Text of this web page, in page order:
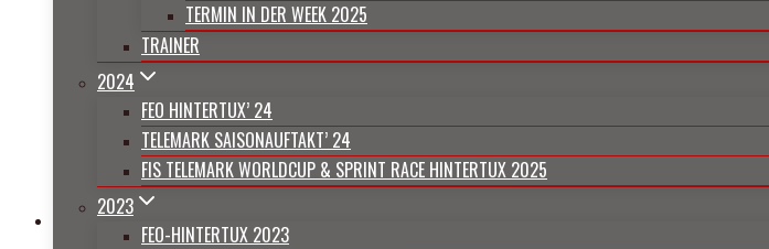
TERMIN IN DER WEEK 2025
TRAINER
2024
FEO HINTERTUX’ 24
TELEMARK SAISONAUFTAKT’ 24
FIS TELEMARK WORLDCUP & SPRINT RACE HINTERTUX 2025
2023
FEO-HINTERTUX 2023
FREEHEELER EUROPEAN OPENING
Weiterlesen
FREEHEELER
EUROPEAN
OPENING